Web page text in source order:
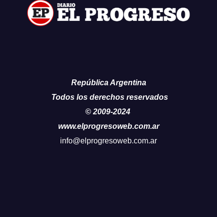
República Argentina
Todos los derechos reservados
© 2009-2024
www.elprogresoweb.com.ar
info@elprogresoweb.com.ar